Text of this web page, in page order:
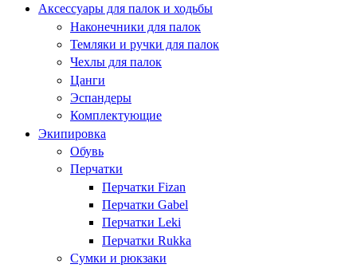
Аксессуары для палок и ходьбы
Наконечники для палок
Темляки и ручки для палок
Чехлы для палок
Цанги
Эспандеры
Комплектующие
Экипировка
Обувь
Перчатки
Перчатки Fizan
Перчатки Gabel
Перчатки Leki
Перчатки Rukka
Сумки и рюкзаки